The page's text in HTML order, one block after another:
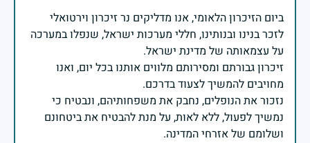
ביום הזיכרון הלאומי, אנו מדליקים נר זיכרון וירטואלי
לזכר בנינו ובנותינו, חללי מערכות ישראל, שנפלו במערכה
זיכרון גבורתם ומסירותם מלווים אותנו בכל יום, ואנו
נזכור את הנופלים, נחבק את משפחותיהם, ונבטיח כי
נמשיך לפעול, ללא לאות, על מנת להבטיח את ביטחונם
ושלומם של אזרחי המדינה.